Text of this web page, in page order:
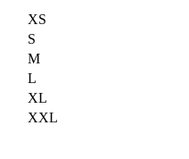
XS
S
M
L
XL
XXL